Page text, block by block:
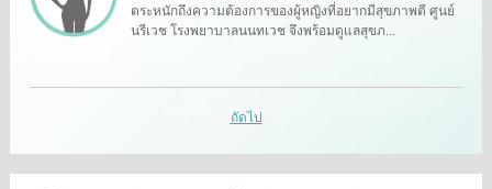
ตระหนักถึงความต้องการของผู้หญิงที่อยากมีสุขภาพดี ศูนย์
นรีเวช โรงพยาบาลนนทเวช จึงพร้อมดูแลสุขภ...
ถัดไป